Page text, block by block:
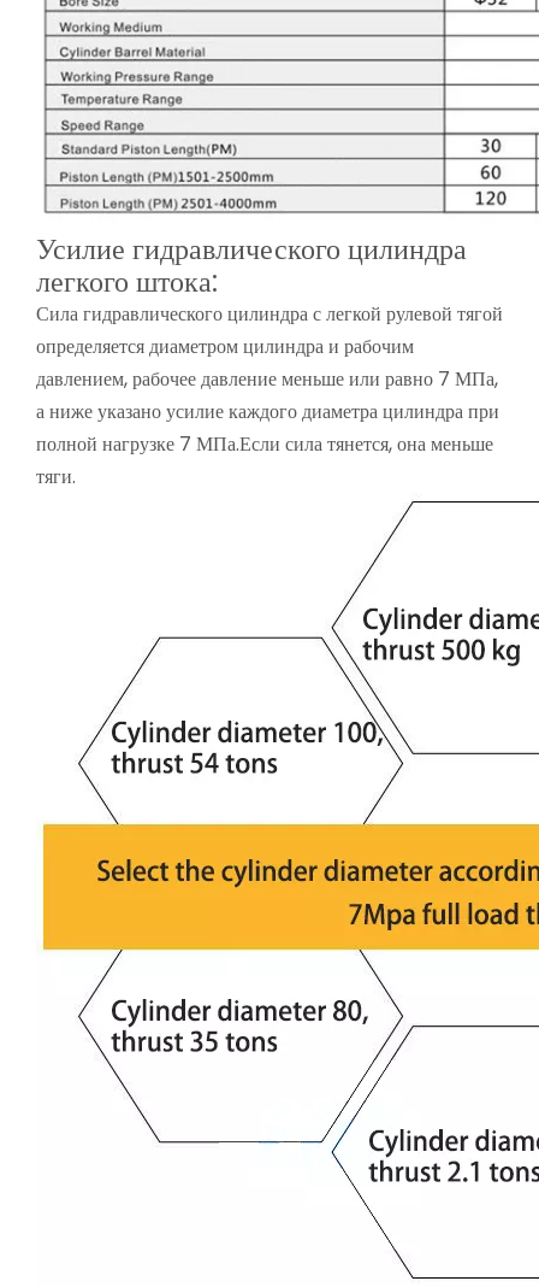
Усилие гидравлического цилиндра
легкого штока:
Сила гидравлического цилиндра с легкой рулевой тягой
определяется диаметром цилиндра и рабочим
давлением, рабочее давление меньше или равно 7 МПа,
а ниже указано усилие каждого диаметра цилиндра при
полной нагрузке 7 МПа.Если сила тянется, она меньше
тяги.